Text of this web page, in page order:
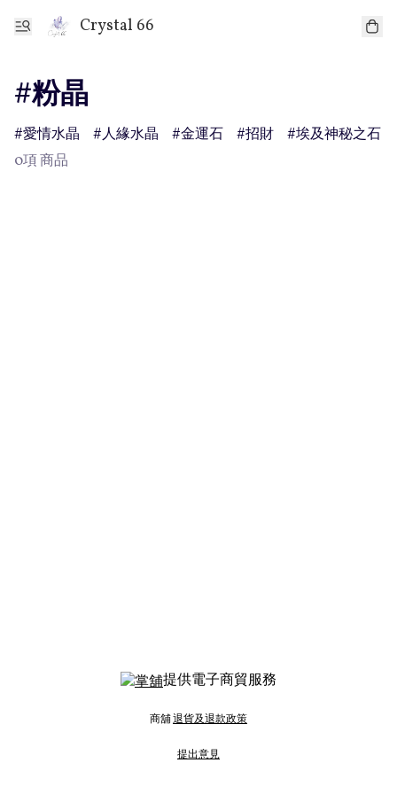
Crystal 66
#粉晶
愛情水晶 人緣水晶 金運石 招財
埃及神秘之石
0項 商品
提供電子商貿服務
商舖退貨及退款政策
提出意見